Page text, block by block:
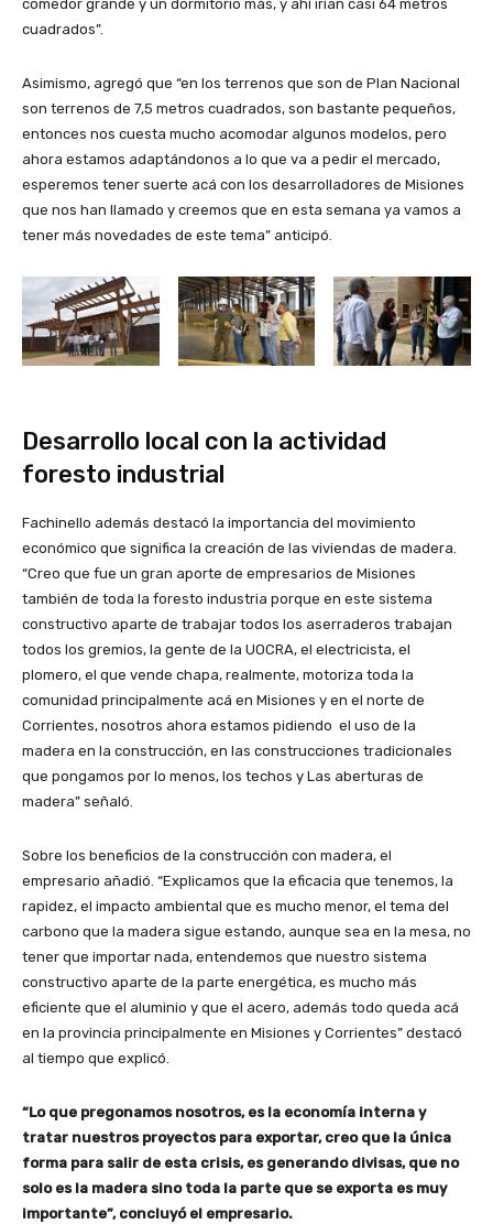
comedor grande y un dormitorio más, y ahí irían casi 64 metros
cuadrados”.
Asimismo, agregó que “en los terrenos que son de Plan Nacional
son terrenos de 7,5 metros cuadrados, son bastante pequeños,
entonces nos cuesta mucho acomodar algunos modelos, pero
ahora estamos adaptándonos a lo que va a pedir el mercado,
esperemos tener suerte acá con los desarrolladores de Misiones
que nos han llamado y creemos que en esta semana ya vamos a
tener más novedades de este tema” anticipó.
Desarrollo local con la actividad
foresto industrial
Fachinello además destacó la importancia del movimiento
económico que significa la creación de las viviendas de madera.
“Creo que fue un gran aporte de empresarios de Misiones
también de toda la foresto industria porque en este sistema
constructivo aparte de trabajar todos los aserraderos trabajan
todos los gremios, la gente de la UOCRA, el electricista, el
plomero, el que vende chapa, realmente, motoriza toda la
comunidad principalmente acá en Misiones y en el norte de
Corrientes, nosotros ahora estamos pidiendo el uso de la
madera en la construcción, en las construcciones tradicionales
que pongamos por lo menos, los techos y Las aberturas de
madera” señaló.
Sobre los beneficios de la construcción con madera, el
empresario añadió. “Explicamos que la eficacia que tenemos, la
rapidez, el impacto ambiental que es mucho menor, el tema del
carbono que la madera sigue estando, aunque sea en la mesa, no
tener que importar nada, entendemos que nuestro sistema
constructivo aparte de la parte energética, es mucho más
eficiente que el aluminio y que el acero, además todo queda acá
en la provincia principalmente en Misiones y Corrientes” destacó
al tiempo que explicó.
“Lo que pregonamos nosotros, es la economía interna y
tratar nuestros proyectos para exportar, creo que la única
forma para salir de esta crisis, es generando divisas, que no
solo es la madera sino toda la parte que se exporta es muy
importante”, concluyó el empresario.